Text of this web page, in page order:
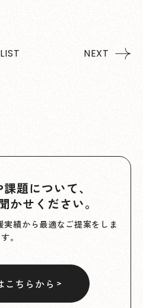
LIST NEXT
題について、
かせください。
績から最適なご提案をしま
す。
こちらから